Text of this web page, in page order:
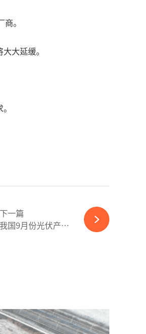
。
大延缓。
下一篇
我国9月份光伏产品出口数据公布，有点超出想象！-ky体育APP官网下载